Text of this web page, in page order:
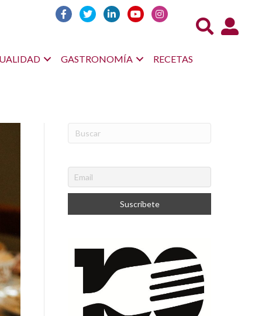
Acceso
GASTRONOMÍA RECETAS